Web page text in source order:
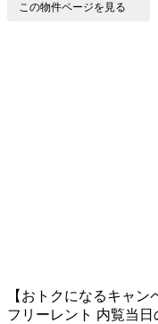
この物件ページを見る
【おトクになるキャ
フリーレント 内覧当